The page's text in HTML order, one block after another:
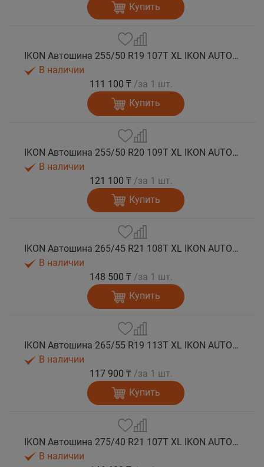
Купить
IKON Автошина 255/50 R19 107T XL IKON AUTOGRAPH ICE 9 SUV шип.
В наличии
111 100 ₸ /за 1 шт.
Купить
IKON Автошина 255/50 R20 109T XL IKON AUTOGRAPH ICE 9 SUV шип.
В наличии
121 100 ₸ /за 1 шт.
Купить
IKON Автошина 265/45 R21 108T XL IKON AUTOGRAPH ICE 9 SUV шип.
В наличии
148 500 ₸ /за 1 шт.
Купить
IKON Автошина 265/55 R19 113T XL IKON AUTOGRAPH ICE 9 SUV шип.
В наличии
117 900 ₸ /за 1 шт.
Купить
IKON Автошина 275/40 R21 107T XL IKON AUTOGRAPH ICE 9 SUV шип.
В наличии